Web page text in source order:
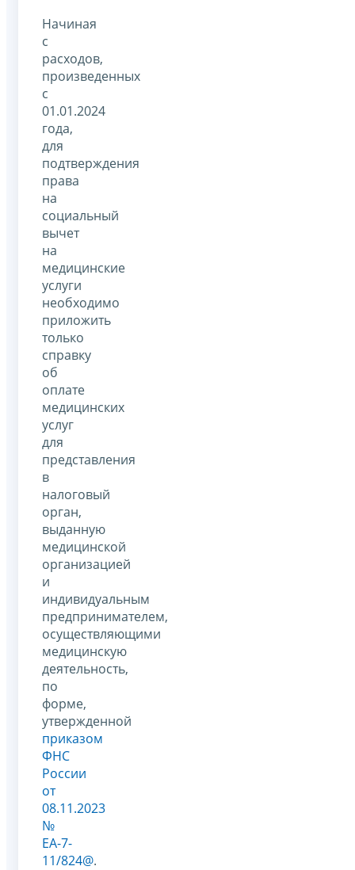
Начиная
с
расходов,
произведенных
с
01.01.2024
года,
для
подтверждения
права
на
социальный
вычет
на
медицинские
услуги
необходимо
приложить
только
справку
об
оплате
медицинских
услуг
для
представления
в
налоговый
орган,
выданную
медицинской
организацией
и
индивидуальным
предпринимателем,
осуществляющими
медицинскую
деятельность,
по
форме,
утвержденной
приказом
ФНС
России
от
08.11.2023
№
ЕА-7-
11/824@.